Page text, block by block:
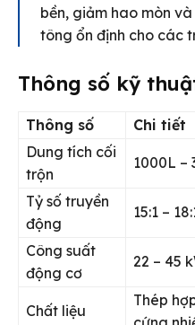
bền, giảm hao mòn
tông ổn định cho các
Thông số kỹ
Thông số
Chi tiết
Dung tích cối
trộn
1000L –
Tỷ số truyền
động
15:1 –
Công suất
động cơ
22 – 45
Chất liệu
Thép